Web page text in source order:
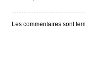
Les commentaires sont